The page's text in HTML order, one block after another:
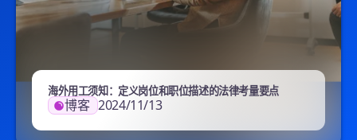
海外用工须知：定义岗位和职位描述的法律考量要点
博客 2024/11/13